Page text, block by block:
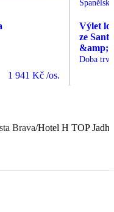
1 941 Kč /os.
Španělsko
Výlet
ze
&amp;
Doba
Brava/Hotel H TOP Jadhe